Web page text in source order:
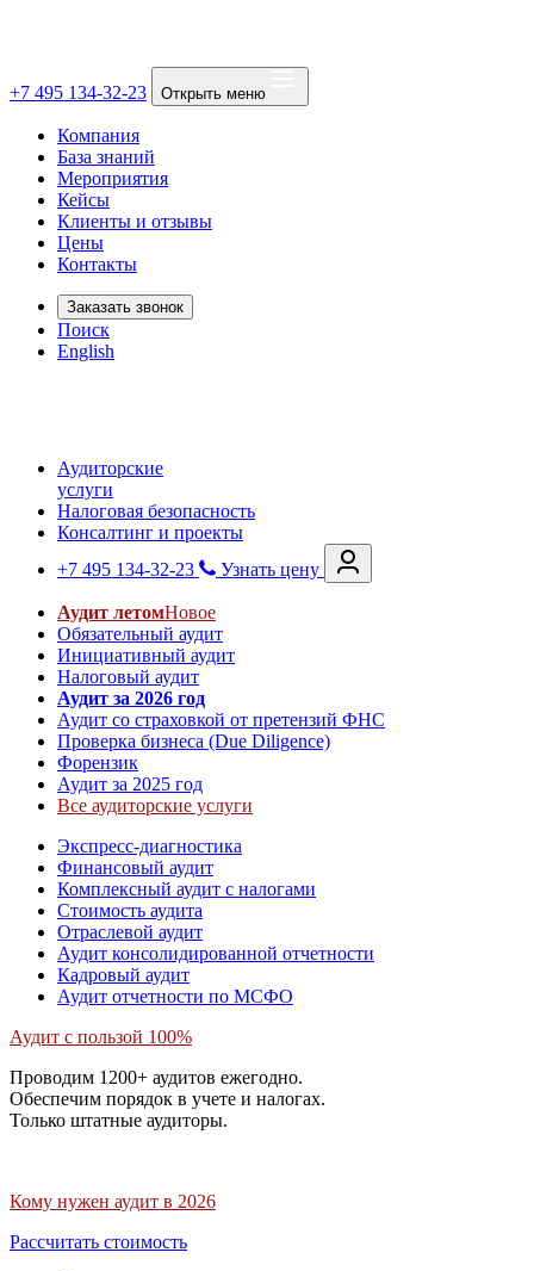
+7 495 134-32-23 Открыть меню
Компания
База знаний
Мероприятия
Кейсы
Клиенты и отзывы
Цены
Контакты
Заказать звонок
Поиск
English
Аудиторские
услуги
Налоговая безопасность
Консалтинг и проекты
+7 495 134-32-23
Узнать цену
Аудит летомНовое
Обязательный аудит
Инициативный аудит
Налоговый аудит
Аудит за 2026 год
Аудит со страховкой от претензий ФНС
Проверка бизнеса (Due Diligence)
Форензик
Аудит за 2025 год
Все аудиторские услуги
Экспресс-диагностика
Финансовый аудит
Комплексный аудит с налогами
Стоимость аудита
Отраслевой аудит
Аудит консолидированной отчетности
Кадровый аудит
Аудит отчетности по МСФО
Аудит с пользой 100%
Проводим 1200+ аудитов ежегодно.
Обеспечим порядок в учете и налогах.
Только штатные аудиторы.
Кому нужен аудит в 2026
Рассчитать стоимость